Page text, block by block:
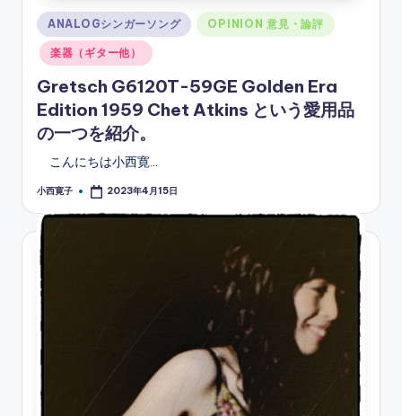
Posted
in
ANALOGシンガーソング OPINION 意見・論評
楽器（ギター他）
Gretsch G6120T-59GE Golden Era
Edition 1959 Chet Atkins という愛用品
の一つを紹介。
こんにちは小西寛…
Posted
小西寛子 2023年4月15日